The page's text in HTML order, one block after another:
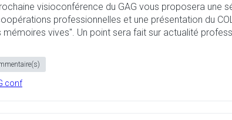
visioconférence du GAG vous proposera une
professionnelles et une présentation du
mémoires vives". Un point sera fait sur actualité
conf